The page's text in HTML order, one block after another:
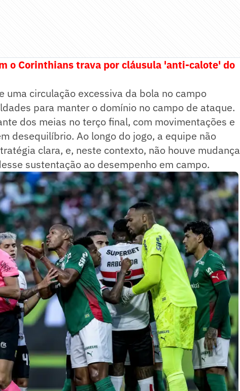
o Corinthians trava por cláusula 'anti-calote' do
uma circulação excessiva da bola no campo
para manter o domínio no campo de ataque.
dos meias no terço final, com movimentações e
desequilíbrio. Ao longo do jogo, a equipe não
clara, e, neste contexto, não houve mudança
sustentação ao desempenho em campo.